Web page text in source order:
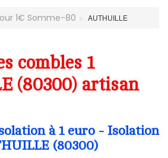
1€ Somme-80 AUTHUILLE
combles 1
(80300) artisan
à 1 euro - Isolation
(80300)